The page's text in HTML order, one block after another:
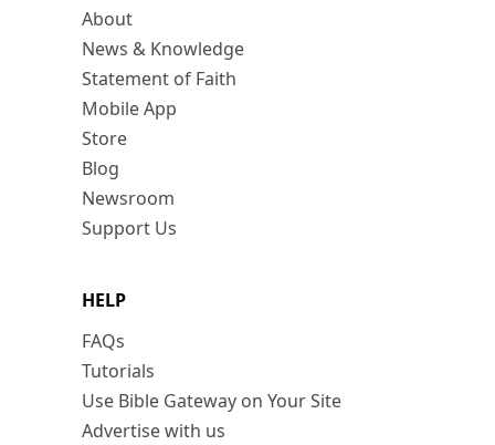
About
News & Knowledge
Statement of Faith
Mobile App
Store
Blog
Newsroom
Support Us
HELP
FAQs
Tutorials
Use Bible Gateway on Your Site
Advertise with us